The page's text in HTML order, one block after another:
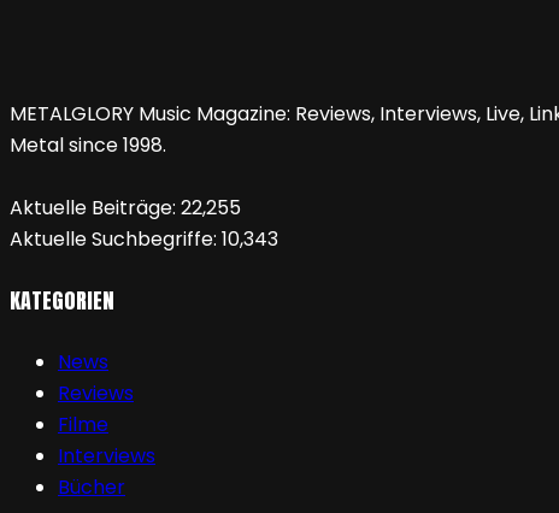
METALGLORY Music Magazine: Reviews, Interviews, Live,
Metal since 1998.
Aktuelle Beiträge: 22,255
Aktuelle Suchbegriffe: 10,343
KATEGORIEN
News
Reviews
Filme
Interviews
Bücher